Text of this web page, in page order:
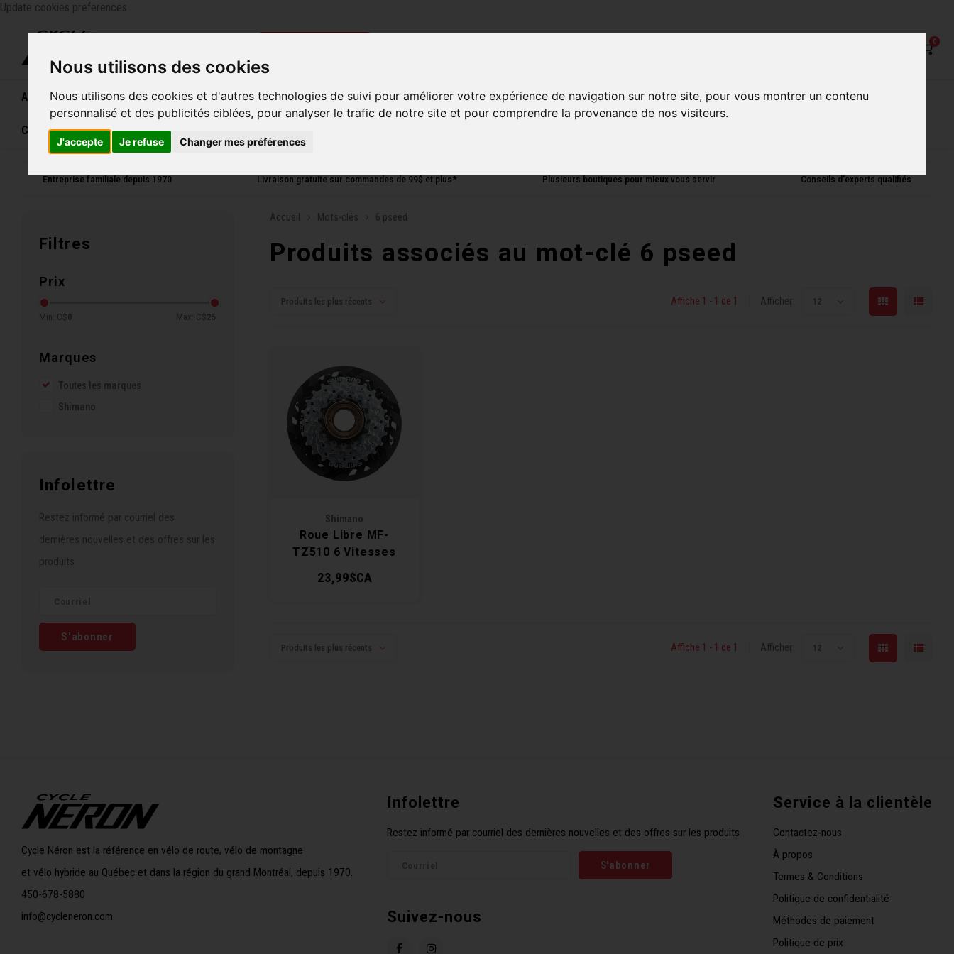
Nous utilisons des cookies
Nous utilisons des cookies et d'autres technologies de suivi pour améliorer votre expérience de navigation sur notre site, pour vous montrer un contenu
personnalisé et des publicités ciblées, pour analyser le trafic de notre site et pour comprendre la provenance de nos visiteurs.
J'accepte Je refuse Changer mes préférences
Update cookies preferences
0
Accueil Vélos Souliers Casques Femme Homme Accessoires Composantes Liquidation Nos Services Nos boutiques
Carte cadeau
Entreprise familiale depuis 1970 Livraison gratuite sur commandes de 99$ et plus* Plusieurs boutiques pour mieux vous servir Conseils d'experts qualifiés
Filtres
Prix
Min: C$ 0 Max: C$ 25
Marques
Toutes les marques
Shimano
Infolettre
Restez informé par courriel des
dernières nouvelles et des offres sur les
produits
S'abonner
Accueil Mots-clés 6 pseed
Produits associés au mot-clé 6 pseed
Produits les plus récents Affiche 1 - 1 de 1 Afficher: 12
Shimano
Roue Libre MF-
TZ510 6 Vitesses
14-28D
23,99$CA
Produits les plus récents Affiche 1 - 1 de 1 Afficher: 12
Cycle Néron est la référence en vélo de route, vélo de montagne
et vélo hybride au Québec et dans la région du grand Montréal, depuis 1970.
450-678-5880
info@cycleneron.com
Infolettre
Restez informé par courriel des dernières nouvelles et des offres sur les produits
S'abonner
Suivez-nous
Service à la clientèle
Contactez-nous
À propos
Termes & Conditions
Politique de confidentialité
Méthodes de paiement
Politique de prix